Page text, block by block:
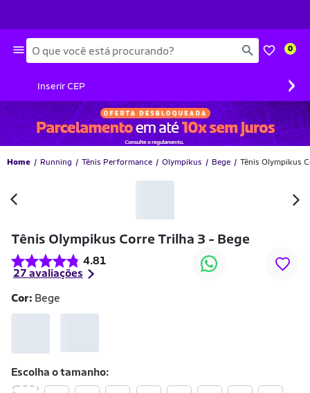
Busca 0
Inserir CEP ›
Home Running Tênis Performance Olympikus Bege Tênis Olympikus
Tênis Olympikus Corre Trilha 3 - Bege
4.81
27 avaliações
Cor: Bege
Escolha otamanho